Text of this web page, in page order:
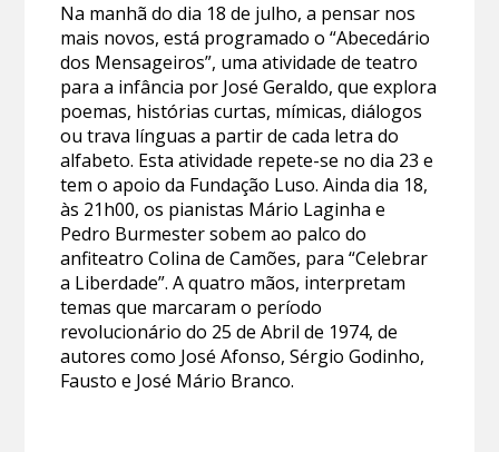
Na manhã do dia 18 de julho, a pensar nos
mais novos, está programado o “Abecedário
dos Mensageiros”, uma atividade de teatro
para a infância por José Geraldo, que explora
poemas, histórias curtas, mímicas, diálogos
ou trava línguas a partir de cada letra do
alfabeto. Esta atividade repete-se no dia 23 e
tem o apoio da Fundação Luso. Ainda dia 18,
às 21h00, os pianistas Mário Laginha e
Pedro Burmester sobem ao palco do
anfiteatro Colina de Camões, para “Celebrar
a Liberdade”. A quatro mãos, interpretam
temas que marcaram o período
revolucionário do 25 de Abril de 1974, de
autores como José Afonso, Sérgio Godinho,
Fausto e José Mário Branco.